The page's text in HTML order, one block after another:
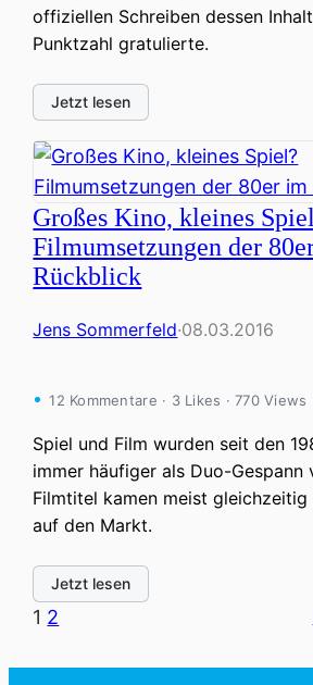
offiziellen Schreiben dessen
Punktzahl gratulierte.
Jetzt lesen
Großes Kino, kleines
Filmumsetzungen der
Rückblick
Jens Sommerfeld·08.03.2016
12 Kommentare · 3 Likes · 770 Views
Spiel und Film wurden seit den
immer häufiger als Duo-
Filmtitel kamen meist gleichzeitig
auf den Markt.
Jetzt lesen
1 2